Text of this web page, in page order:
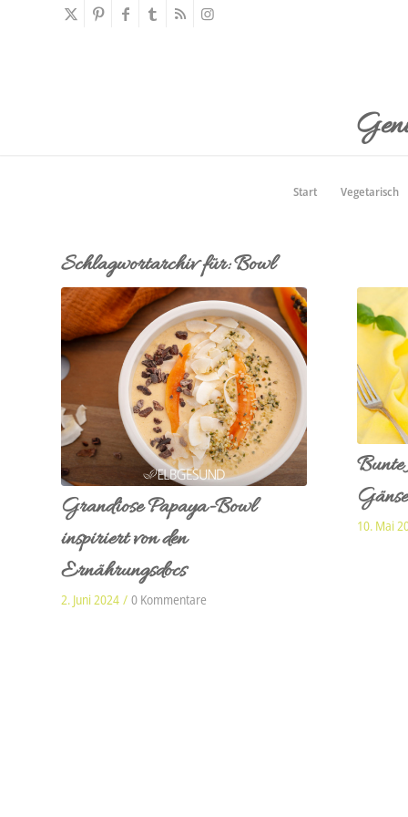
Start Vegetarisch
Schlagwortarchiv für:Bowl
Grandiose Papaya-Bowl
inspiriert von den
Ernährungsdocs
2. Juni 2024 / 0 Kommentare
10. Mai